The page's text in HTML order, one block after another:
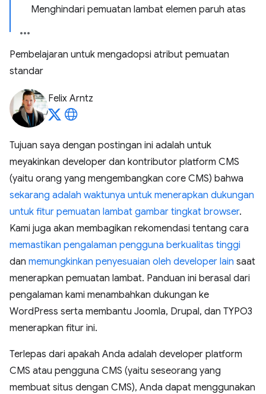
Menghindari pemuatan lambat elemen paruh atas
Pembelajaran untuk mengadopsi atribut pemuatan
standar
Felix Arntz
Tujuan saya dengan postingan ini adalah untuk
meyakinkan developer dan kontributor platform CMS
(yaitu orang yang mengembangkan core CMS) bahwa
sekarang adalah waktunya untuk menerapkan dukungan
untuk fitur pemuatan lambat gambar tingkat browser.
Kami juga akan membagikan rekomendasi tentang cara
memastikan pengalaman pengguna berkualitas tinggi
dan memungkinkan penyesuaian oleh developer lain saat
menerapkan pemuatan lambat. Panduan ini berasal dari
pengalaman kami menambahkan dukungan ke
WordPress serta membantu Joomla, Drupal, dan TYPO3
menerapkan fitur ini.
Terlepas dari apakah Anda adalah developer platform
CMS atau pengguna CMS (yaitu seseorang yang
membuat situs dengan CMS), Anda dapat menggunakan